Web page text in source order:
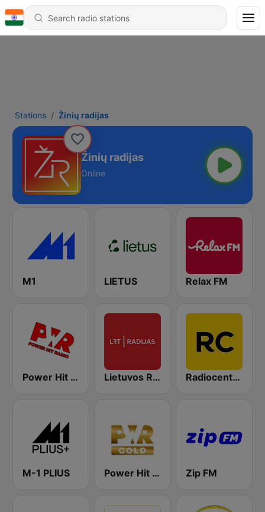
Stations Žinių radijas
Žinių radijas
Online
M1 LIETUS Relax FM
Power Hit Radio Lietuvos Radijas 1 (LRT) Radiocentras
M-1 PLIUS Power Hit Radio Gold Zip FM